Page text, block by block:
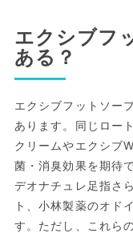
エクシブフ
ある？
エクシブフットソー
あります。同じロー
クリームやエクシブ
菌・消臭効果を期待
デオナチュレ足指さ
ト、小林製薬のオド
す。ただし、これら